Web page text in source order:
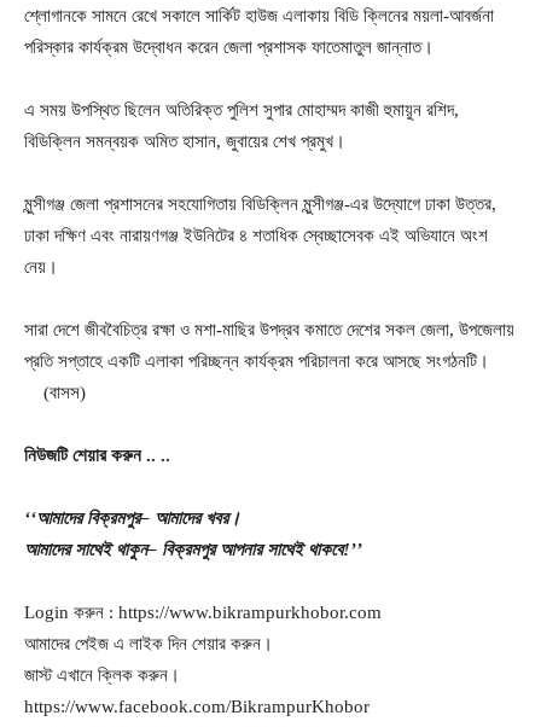
শ্লোগানকে সামনে রেখে সকালে সার্কিট হাউজ এলাকায় বিডি ক্লিনের ময়লা-আবর্জনা
পরিস্কার কার্যক্রম উদ্বোধন করেন জেলা প্রশাসক ফাতেমাতুল জান্নাত।
এ সময় উপস্থিত ছিলেন অতিরিক্ত পুলিশ সুপার মোহাম্মদ কাজী হুমায়ুন রশিদ,
বিডিক্লিন সমন্বয়ক অমিত হাসান, জুবায়ের শেখ প্রমুখ।
মুন্সীগঞ্জ জেলা প্রশাসনের সহযোগিতায় বিডিক্লিন মুন্সীগঞ্জ-এর উদ্যোগে ঢাকা উত্তর,
ঢাকা দক্ষিণ এবং নারায়ণগঞ্জ ইউনিটের ৪ শতাধিক স্বেচ্ছাসেবক এই অভিযানে অংশ
নেয়।
সারা দেশে জীববৈচিত্র রক্ষা ও মশা-মাছির উপদ্রব কমাতে দেশের সকল জেলা, উপজেলায়
প্রতি সপ্তাহে একটি এলাকা পরিচ্ছন্ন কার্যক্রম পরিচালনা করে আসছে সংগঠনটি।
(বাসস)
নিউজটি শেয়ার করুন.. ..
‘‘আমাদের বিক্রমপুর– আমাদের খবর।
আমাদের সাথেই থাকুন– বিক্রমপুর আপনার সাথেই থাকবে!’’
Login করুন : https://www.bikrampurkhobor.com
আমাদের পেইজ এ লাইক দিন শেয়ার করুন।
জাস্ট এখানে ক্লিক করুন।
https://www.facebook.com/BikrampurKhobor